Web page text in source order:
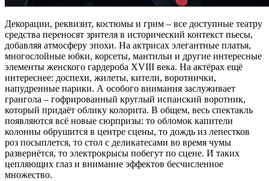
Декорации, реквизит, костюмы и грим – все доступные театру
средства переносят зрителя в исторический контекст пьесы,
добавляя атмосферу эпохи. На актрисах элегантные платья,
многослойные юбки, корсеты, мантильи и другие интересные
элементы женского гардероба XVIII века. На актёрах ещё
интереснее: доспехи, жилеты, кители, воротнички,
напудренные парики. А особого внимания заслуживает
грангола – гофрированный круглый испанский воротник,
который придаёт облику колорита. В общем, весь спектакль
появляются всё новые сюрпризы: то обломок капители
колонны обрушится в центре сцены, то дождь из лепестков
роз посыплется, то стол с деликатесами во время чумы
развернётся, то электрокрысы побегут по сцене. И таких
цепляющих глаз и внимание эффектов бесчисленное
множество.